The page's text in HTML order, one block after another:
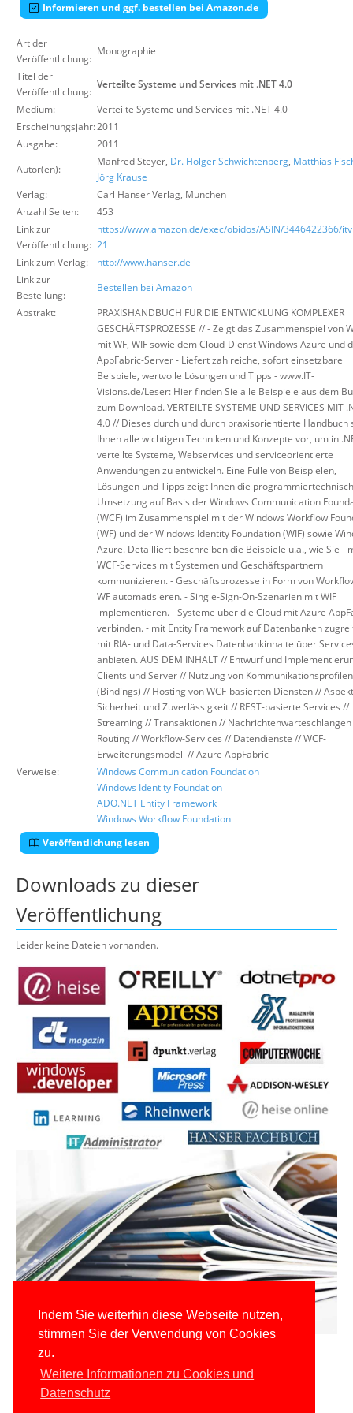
Indem Sie weiterhin diese Webseite nutzen,
stimmen Sie der Verwendung von Cookies
zu.
Weitere Informationen zu Cookies und
Datenschutz
Über uns
Informieren und ggf. bestellen bei Amazon.de
Art der
Veröffentlichung:
Monographie
Titel der
Veröffentlichung:
Verteilte Systeme und Services mit .NET 4.0
Medium:
Verteilte Systeme und Services mit .NET 4.0
Erscheinungsjahr:2011
Ausgabe:
2011
Autor(en):
Manfred Steyer, Dr. Holger Schwichtenberg, Matthias
Jörg Krause
Verlag:
Carl Hanser Verlag, München
Anzahl Seiten:
453
Link zur
Veröffentlichung:
https://www.amazon.de/exec/obidos/ASIN/3446422366/
21
Link zum Verlag:
http://www.hanser.de
Link zur
Bestellung:
Bestellen bei Amazon
Abstrakt:
PRAXISHANDBUCH FÜR DIE ENTWICKLUNG KOMPLEXER
GESCHÄFTSPROZESSE // - Zeigt das Zusammenspiel von
mit WF, WIF sowie dem Cloud-Dienst Windows Azure und
AppFabric-Server - Liefert zahlreiche, sofort einsetzbare
Beispiele, wertvolle Lösungen und Tipps - www.IT-
Visions.de/Leser: Hier finden Sie alle Beispiele aus dem
zum Download. VERTEILTE SYSTEME UND SERVICES MIT
4.0 // Dieses durch und durch praxisorientierte Handbuch
Ihnen alle wichtigen Techniken und Konzepte vor, um in
verteilte Systeme, Webservices und serviceorientierte
Anwendungen zu entwickeln. Eine Fülle von Beispielen,
Lösungen und Tipps zeigt Ihnen die
Umsetzung auf Basis der Windows Communication
(WCF) im Zusammenspiel mit der Windows Workflow
(WF) und der Windows Identity Foundation (WIF) sowie
Azure. Detailliert beschreiben die Beispiele u.a., wie Sie -
WCF-Services mit Systemen und Geschäftspartnern
kommunizieren. - Geschäftsprozesse in Form von
WF automatisieren. - Single-Sign-On-Szenarien mit WIF
implementieren. - Systeme über die Cloud mit Azure
verbinden. - mit Entity Framework auf Datenbanken
mit RIA- und Data-Services Datenbankinhalte über
anbieten. AUS DEM INHALT // Entwurf und
Clients und Server // Nutzung von Kommunikationsprofilen
(Bindings) // Hosting von WCF-basierten Diensten //
Sicherheit und Zuverlässigkeit // REST-basierte Services //
Streaming // Transaktionen //
Routing // Workflow-Services // Datendienste // WCF-
Erweiterungsmodell // Azure AppFabric
Verweise:
Windows Communication Foundation
Windows Identity Foundation
ADO.NET Entity Framework
Windows Workflow Foundation
Veröffentlichung lesen
Downloads zu dieser
Veröffentlichung
Leider keine Dateien vorhanden.